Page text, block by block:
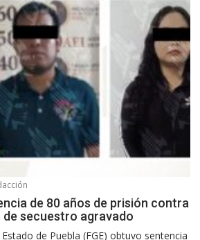
de 80 años de prisión contra
secuestro agravado
de Puebla (FGE) obtuvo sentencia